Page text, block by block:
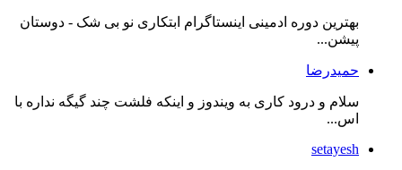
بهترین دوره ادمینی اینستاگرام ابتکاری نو بی شک - دوستان
پیشن...
حمیدرضا
سلام و درود کاری به ویندوز و اینکه فلشت چند گیگه نداره با
اس...
setayesh